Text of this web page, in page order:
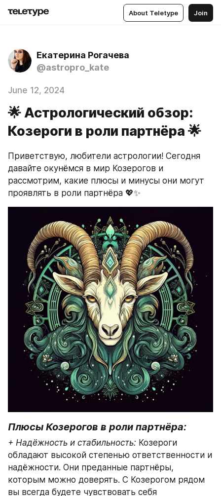
About Teletype Join
Екатерина Рогачева
@astropro_kate
June 12, 2024
🌟 Астрологический обзор:
Козероги в роли партнёра 🌟
Приветствую, любители астрологии! Сегодня
давайте окунёмся в мир Козерогов и
рассмотрим, какие плюсы и минусы они могут
проявлять в роли партнёра 💖✨
Плюсы Козерогов в роли партнёра:
+ Надёжность и стабильность: Козероги
обладают высокой степенью ответственности и
надёжности. Они преданные партнёры,
которым можно доверять. С Козерогом рядом
вы всегда будете чувствовать себя